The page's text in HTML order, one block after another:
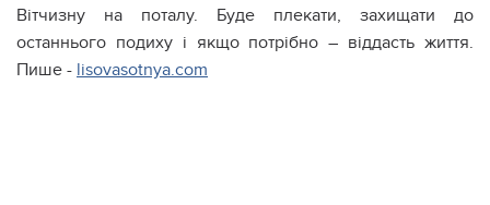
Вітчизну на поталу. Буде плекати, захищати до
останнього подиху і якщо потрібно – віддасть життя.
Пише - lisovasotnya.com